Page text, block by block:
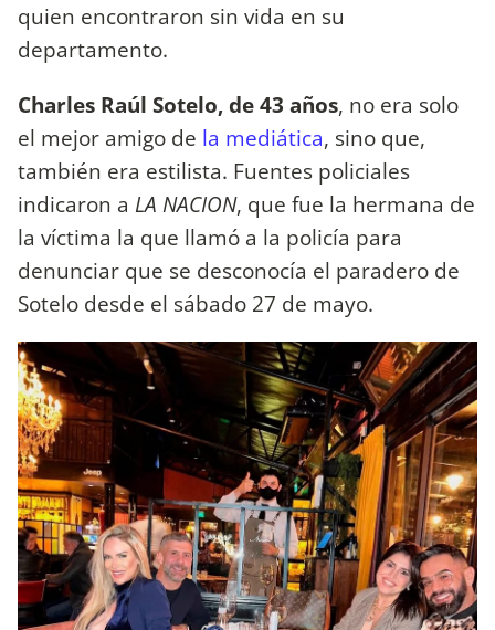
quien encontraron sin vida en su
departamento.
Charles Raúl Sotelo, de 43 años, no era solo
el mejor amigo de la mediática, sino que,
también era estilista. Fuentes policiales
indicaron a LA NACION, que fue la hermana de
la víctima la que llamó a la policía para
denunciar que se desconocía el paradero de
Sotelo desde el sábado 27 de mayo.